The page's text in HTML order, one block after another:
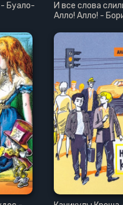
Буало-
И все слова
Алло! Алло! -